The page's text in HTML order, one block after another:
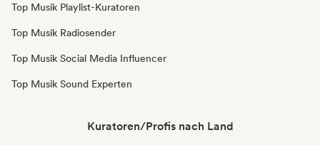
Top Musik Playlist-Kuratoren
Top Musik Radiosender
Top Musik Social Media Influencer
Top Musik Sound Experten
Kuratoren/Profis nach Land